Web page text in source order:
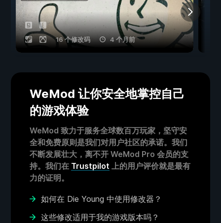
16 个修改码 4 个月前
WeMod 让你安全地掌控自己
的游戏体验
WeMod 致力于服务全球数百万玩家，坚守安
全和免费原则是我们对用户社区的承诺。我们
不断发展壮大，离不开 WeMod Pro 会员的支
持。我们在 Trustpilot 上的用户评价就是最有
力的证明。
如何在 Die Young 中使用修改器？
这些修改适用于我的游戏版本吗？